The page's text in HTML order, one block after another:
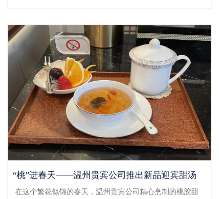
“桃”进春天——温州贵宾公司推出新品迎宾甜汤
在这个繁花似锦的春天，温州贵宾公司精心烹制的桃胶甜